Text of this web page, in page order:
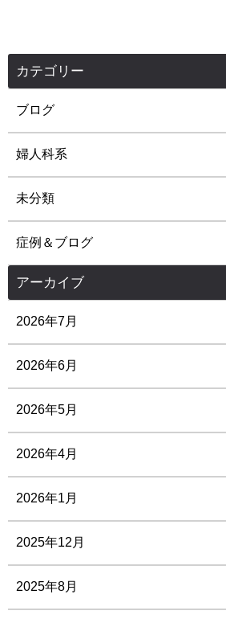
カテゴリー
ブログ
婦人科系
未分類
症例＆ブログ
アーカイブ
2026年7月
2026年6月
2026年5月
2026年4月
2026年1月
2025年12月
2025年8月